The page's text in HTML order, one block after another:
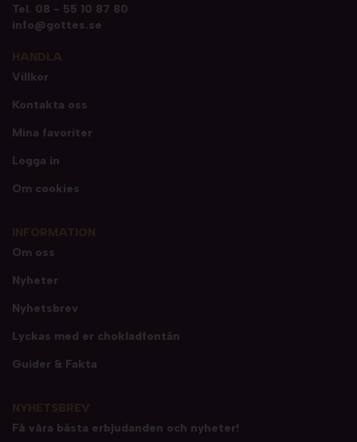
Tel. 08 - 55 10 87 80
info@gottes.se
Villkor
Kontakta oss
Mina favoriter
Logga in
Om cookies
Om oss
Nyheter
Nyhetsbrev
Lyckas med er chokladfontän
Guider & Fakta
Få våra bästa erbjudanden och nyheter!